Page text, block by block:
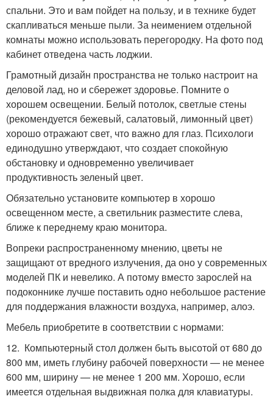
спальни. Это и вам пойдет на пользу, и в технике будет
скапливаться меньше пыли. За неимением отдельной
комнаты можно использовать перегородку. На фото под
кабинет отведена часть лоджии.
Грамотный дизайн пространства не только настроит на
деловой лад, но и сбережет здоровье. Помните о
хорошем освещении. Белый потолок, светлые стены
(рекомендуется бежевый, салатовый, лимонный цвет)
хорошо отражают свет, что важно для глаз. Психологи
единодушно утверждают, что создает спокойную
обстановку и одновременно увеличивает
продуктивность зеленый цвет.
Обязательно установите компьютер в хорошо
освещенном месте, а светильник разместите слева,
ближе к переднему краю монитора.
Вопреки распространенному мнению, цветы не
защищают от вредного излучения, да оно у современных
моделей ПК и невелико. А потому вместо зарослей на
подоконнике лучше поставить одно небольшое растение
для поддержания влажности воздуха, например, алоэ.
Мебель приобретите в соответствии с нормами:
12. Компьютерный стол должен быть высотой от 680 до
800 мм, иметь глубину рабочей поверхности — не менее
600 мм, ширину — не менее 1 200 мм. Хорошо, если
имеется отдельная выдвижная полка для клавиатуры.